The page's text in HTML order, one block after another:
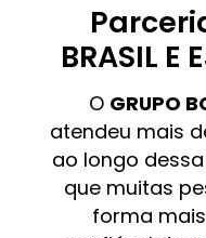
BRASIL E
O GRUPO
atendeu mais
ao longo
que muitas
forma